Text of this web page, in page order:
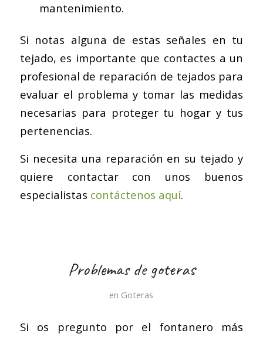
mantenimiento.
Si notas alguna de estas señales en tu
tejado, es importante que contactes a un
profesional de reparación de tejados para
evaluar el problema y tomar las medidas
necesarias para proteger tu hogar y tus
pertenencias.
Si necesita una reparación en su tejado y
quiere contactar con unos buenos
especialistas contáctenos aquí.
Problemas de goteras
en Goteras
Si os pregunto por el fontanero más